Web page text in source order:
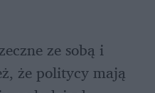
ze sobą i
że politycy mają